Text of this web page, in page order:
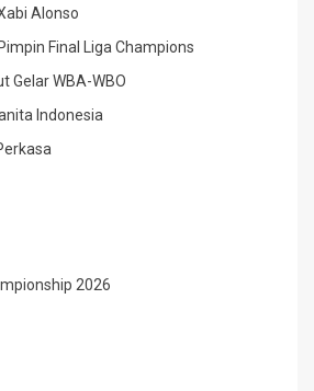
Alonso
Final Liga Champions
Gelar WBA-WBO
Indonesia
2026